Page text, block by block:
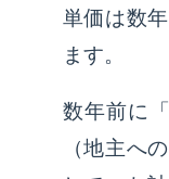
単価は数
ます。
数年前に
（地主へ